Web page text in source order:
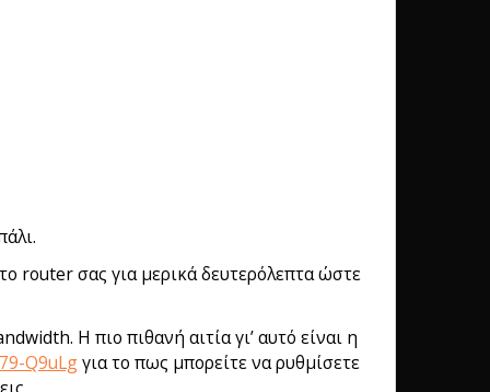
router σας για μερικά δευτερόλεπτα ώστε
Η πιο πιθανή αιτία γι’ αυτό είναι η
Q9uLgγια το πως μπορείτε να ρυθμίσετε